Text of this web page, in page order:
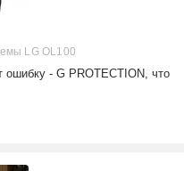
LG OL100
- G PROTECTION, что